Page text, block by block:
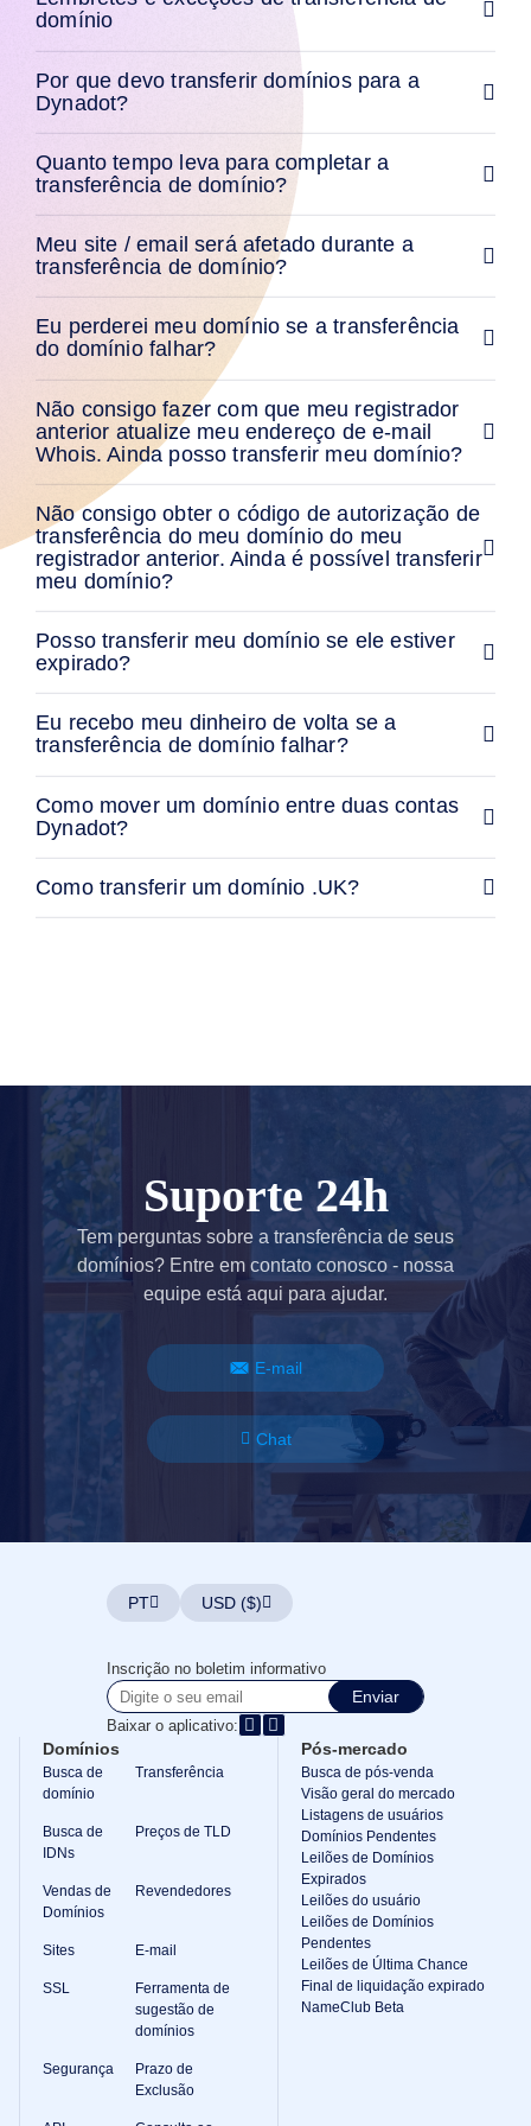
para
Usuários
Premium
Ferramentas
de
Pré-
encomenda
Pedido
em
espera
Domínios
Pendentes
Recursos
Comprar
Domínios
Venda
Domínios
Ferramentas
Criador
de
Sites
E-
mail
Criador
de
Logotipos
SSL
Segurança
Programa
Revenda
Recursos
Blog
da
Boletins
Informativos
Métodos
Opções
Pagamento
de
Domínio
Guia
de
Investimento
em
Domínios
Afiliado
Programa
Geral
de
Revendedor
de
Ajuda
Ferramentas
em
contato
Chamados
Suporte
Denunciar
abuso
bugs
Solicitações
recursos
domínio
Por que devo transferir domínios para a
Dynadot?
Quanto tempo leva para completar a
transferência de domínio?
Meu site / email será afetado durante a
transferência de domínio?
Eu perderei meu domínio se a transferência
do domínio falhar?
Não consigo fazer com que meu registrador
anterior atualize meu endereço de e-mail
Whois. Ainda posso transferir meu domínio?
Não consigo obter o código de autorização de
transferência do meu domínio do meu
registrador anterior. Ainda é possível transferir
meu domínio?
Posso transferir meu domínio se ele estiver
expirado?
Eu recebo meu dinheiro de volta se a
transferência de domínio falhar?
Como mover um domínio entre duas contas
Dynadot?
Como transferir um domínio .UK?
Suporte 24h
Tem perguntas sobre a transferência de seus
domínios? Entre em contato conosco - nossa
equipe está aqui para ajudar.
E-mail
Chat
PT USD ($)
Inscrição no boletim informativo
Enviar
Baixar o aplicativo:
Domínios
Busca de
domínio
Transferência
Busca de
IDNs
Preços de TLD
Vendas de
Domínios
Revendedores
Sites E-mail
SSL
Ferramenta de
sugestão de
domínios
Segurança
Prazo de
Exclusão
Pós-mercado
Busca de pós-venda
Visão geral do mercado
Listagens de usuários
Domínios Pendentes
Leilões de Domínios
Expirados
Leilões do usuário
Leilões de Domínios
Pendentes
Leilões de Última Chance
Final de liquidação expirado
NameClub Beta